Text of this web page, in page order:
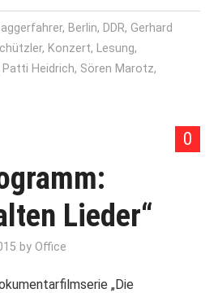
, Berlin, DDR, Gerhard
, Konzert, Lesung,
Patti Heidrich, Sören Marotz,
0
Lieder“
byOffice
„Die